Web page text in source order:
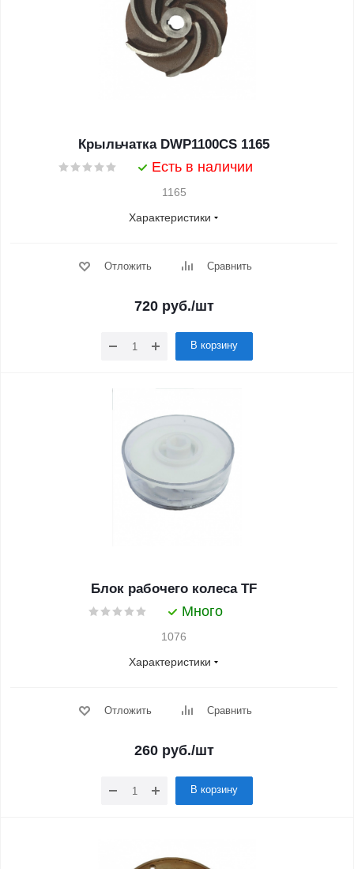
Крыльчатка DWP1100CS 1165
Есть в наличии
1165
Характеристики
Отложить Сравнить
720 руб./шт
В корзину
Блок рабочего колеса TF
Много
1076
Характеристики
Отложить Сравнить
260 руб./шт
В корзину